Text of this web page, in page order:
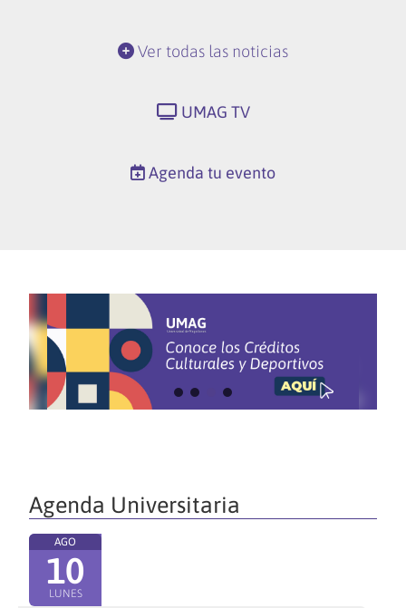
Ver todas las noticias
UMAG TV
Agenda tu evento
Agenda Universitaria
AGO
10
LUNES